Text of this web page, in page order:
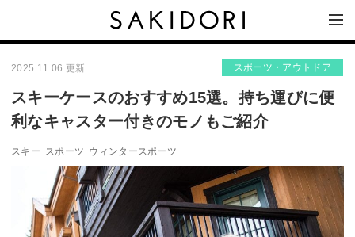
2025.11.06 更新 スポーツ・アウトドア
スキーケースのおすすめ15選。持ち運びに便
利なキャスター付きのモノもご紹介
スキー スポーツ ウィンタースポーツ